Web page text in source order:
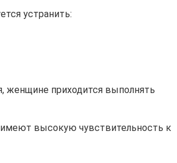
устранить:
женщине приходится выполнять
высокую чувствительность к